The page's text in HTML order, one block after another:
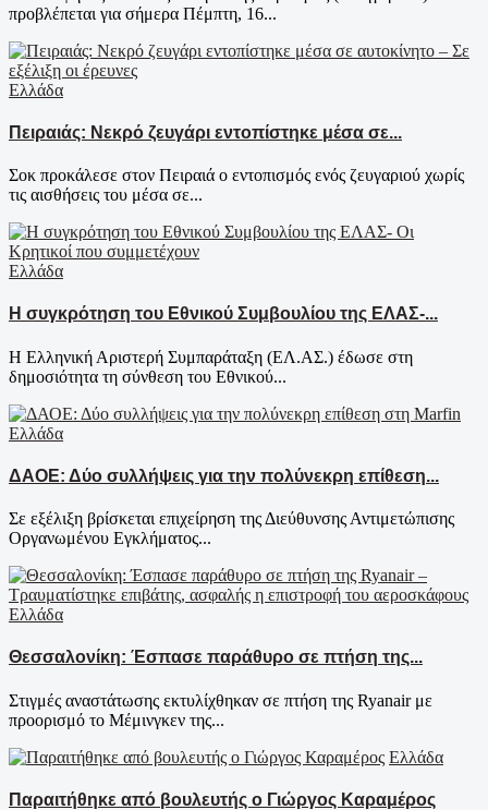
προβλέπεται για σήμερα Πέμπτη, 16...
Ελλάδα
Πειραιάς: Νεκρό ζευγάρι εντοπίστηκε μέσα σε...
Σοκ προκάλεσε στον Πειραιά ο εντοπισμός ενός ζευγαριού χωρίς
τις αισθήσεις του μέσα σε...
Ελλάδα
Η συγκρότηση του Εθνικού Συμβουλίου της ΕΛΑΣ-...
Η Ελληνική Αριστερή Συμπαράταξη (ΕΛ.ΑΣ.) έδωσε στη
δημοσιότητα τη σύνθεση του Εθνικού...
Ελλάδα
ΔΑΟΕ: Δύο συλλήψεις για την πολύνεκρη επίθεση...
Σε εξέλιξη βρίσκεται επιχείρηση της Διεύθυνσης Αντιμετώπισης
Οργανωμένου Εγκλήματος...
Ελλάδα
Θεσσαλονίκη: Έσπασε παράθυρο σε πτήση της...
Στιγμές αναστάτωσης εκτυλίχθηκαν σε πτήση της Ryanair με
προορισμό το Μέμινγκεν της...
Ελλάδα
Παραιτήθηκε από βουλευτής ο Γιώργος Καραμέρος